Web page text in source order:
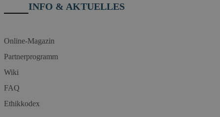
INFO & AKTUELLES
Online-Magazin
Partnerprogramm
Wiki
FAQ
Ethikkodex